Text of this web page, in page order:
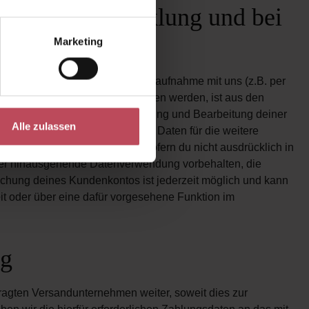
Marketing
Alle zulassen
und bei
Bestellung, bei einer Kontaktaufnahme mit uns (z.B. per
mitteilst. Welche Daten erhoben werden, ist aus den
Daten zur Vertragsabwicklung und Bearbeitung deiner
Kundenkontos werden deine Daten für die weitere
gelöscht, sofern du nicht ausdrücklich in
hinausgehende Datenverwendung vorbehalten, die
deines Kundenkontos ist jederzeit möglich und kann
oder über eine dafür vorgesehene Funktion im
Versandunternehmen weiter, soweit dies zur